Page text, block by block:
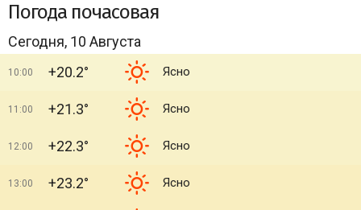
Погода почасовая
Сегодня, 10 Августа
10:00 +20.2° Ясно
11:00 +21.3° Ясно
12:00 +22.3° Ясно
13:00 +23.2° Ясно